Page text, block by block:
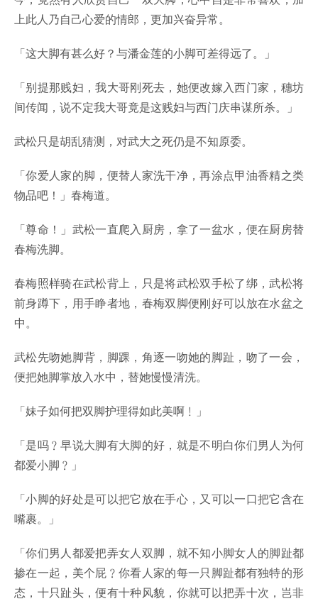
上此人乃自己心爱的情郎，更加兴奋异常。
「这大脚有甚么好？与潘金莲的小脚可差得远了。」
「别提那贱妇，我大哥刚死去，她便改嫁入西门家，穗坊
间传闻，说不定我大哥竟是这贱妇与西门庆串谋所杀。」
武松只是胡乱猜测，对武大之死仍是不知原委。
「你爱人家的脚，便替人家洗干净，再涂点甲油香精之类
物品吧！」春梅道。
「尊命！」武松一直爬入厨房，拿了一盆水，便在厨房替
春梅洗脚。
春梅照样骑在武松背上，只是将武松双手松了绑，武松将
前身蹲下，用手睁者地，春梅双脚便刚好可以放在水盆之
中。
武松先吻她脚背，脚踝，角逐一吻她的脚趾，吻了一会，
便把她脚掌放入水中，替她慢慢清洗。
「妹子如何把双脚护理得如此美啊﹗」
「是吗﹖早说大脚有大脚的好，就是不明白你们男人为何
都爱小脚﹖」
「小脚的好处是可以把它放在手心，又可以一口把它含在
嘴裹。」
「你们男人都爱把弄女人双脚，就不知小脚女人的脚趾都
掺在一起，美个屁﹖你看人家的每一只脚趾都有独特的形
态，十只趾头，便有十种风貌，你就可以把弄十次，岂非